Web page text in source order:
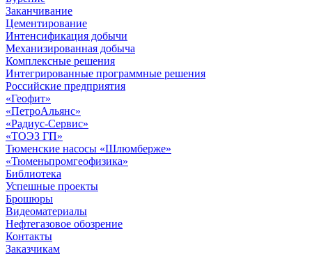
Заканчивание
Цементирование
Интенсификация добычи
Механизированная добыча
Комплексные решения
Интегрированные программные решения
Российские предприятия
«Геофит»
«ПетроАльянс»
«Радиус-Сервис»
«ТОЭЗ ГП»
Тюменские насосы «Шлюмберже»
«Тюменьпромгеофизика»
Библиотека
Успешные проекты
Брошюры
Видеоматериалы
Нефтегазовое обозрение
Контакты
Заказчикам